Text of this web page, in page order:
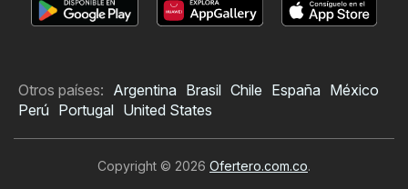
Otros países: Argentina Brasil Chile España México
Perú Portugal United States
Copyright © 2026 Ofertero.com.co.